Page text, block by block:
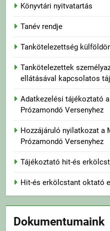
Könyvtári nyitvatartás
Tanév rendje
Tankötelezettség
Tankötelezettek
ellátásával kapcsolatos
Adatkezelési tájékoztató
Prózamondó Versenyhez
Hozzájáruló nyilatkozat a
Prózamondó Versenyhez
Tájékoztató hit-és
Hit-és erkölcstant oktató
Dokumentumaink